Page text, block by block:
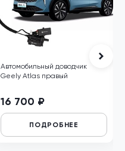
Автомобильный доводчик
Geely Atlas правый
16 700 ₽
ПОДРОБНЕЕ